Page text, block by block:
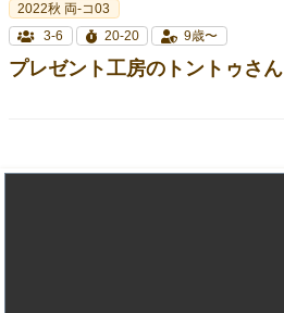
2022秋 両-コ03
3-6
20-20 9歳〜
プレゼント工房のトントゥさん